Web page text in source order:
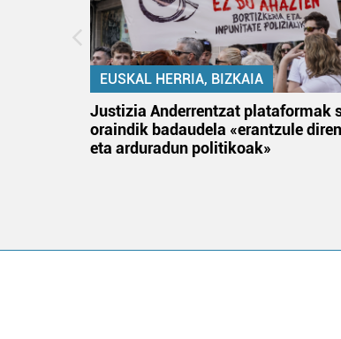
EUSKAL HERRIA, BIZKAIA
Justizia Anderrentzat plataformak
oraindik badaudela «erantzule
eta arduradun politikoak»